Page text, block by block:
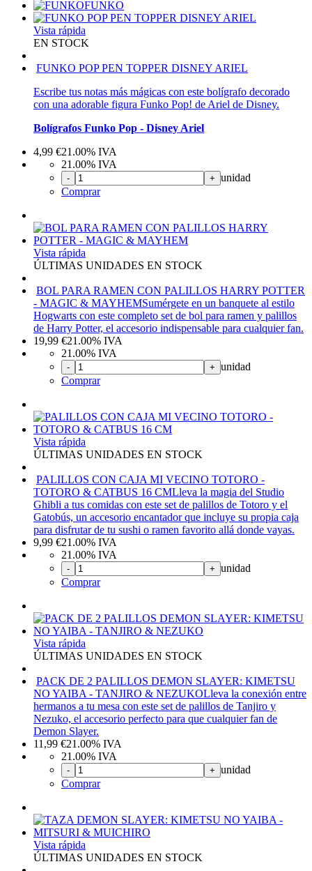
FUNKO
Vista rápida
EN STOCK
FUNKO POP PEN TOPPER DISNEY ARIEL
Escribe tus notas más mágicas con este bolígrafo decorado
con una adorable figura Funko Pop! de Ariel de Disney.
Bolígrafos Funko Pop - Disney Ariel
4,99 €21.00% IVA
21.00% IVA
- + unidad
Comprar
Vista rápida
ÚLTIMAS UNIDADES EN STOCK
BOL PARA RAMEN CON PALILLOS HARRY POTTER
- MAGIC & MAYHEMSumérgete en un banquete al estilo
Hogwarts con este completo set de bol para ramen y palillos
de Harry Potter, el accesorio indispensable para cualquier fan.
19,99 €21.00% IVA
21.00% IVA
- + unidad
Comprar
Vista rápida
ÚLTIMAS UNIDADES EN STOCK
PALILLOS CON CAJA MI VECINO TOTORO -
TOTORO & CATBUS 16 CMLleva la magia del Studio
Ghibli a tus comidas con este set de palillos de Totoro y el
Gatobús, un accesorio encantador que incluye su propia caja
para disfrutar de tu sushi o ramen favorito allá donde vayas.
9,99 €21.00% IVA
21.00% IVA
- + unidad
Comprar
Vista rápida
ÚLTIMAS UNIDADES EN STOCK
PACK DE 2 PALILLOS DEMON SLAYER: KIMETSU
NO YAIBA - TANJIRO & NEZUKOLleva la conexión entre
hermanos a tu mesa con este set de palillos de Tanjiro y
Nezuko, el accesorio perfecto para que cualquier fan de
Demon Slayer.
11,99 €21.00% IVA
21.00% IVA
- + unidad
Comprar
Vista rápida
ÚLTIMAS UNIDADES EN STOCK